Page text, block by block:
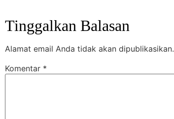
Tinggalkan Balasan
Alamat email Anda tidak akan dipublikasikan.
Komentar *